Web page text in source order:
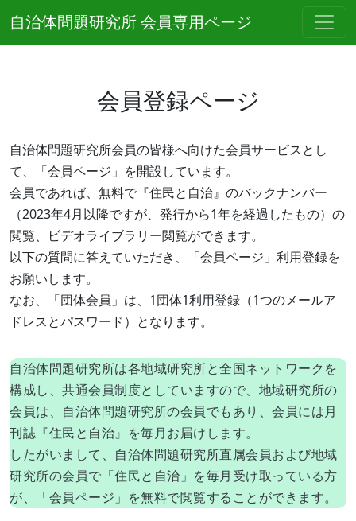
メインナビゲーション
自治体問題研究所 会員専用ページ
会員登録ページ
自治体問題研究所会員の皆様へ向けた会員サービスとし
て、「会員ページ」を開設しています。
会員であれば、無料で『住民と自治』のバックナンバー
（2023年4月以降ですが、発行から1年を経過したもの）の
閲覧、ビデオライブラリー閲覧ができます。
以下の質問に答えていただき、「会員ページ」利用登録を
お願いします。
なお、「団体会員」は、1団体1利用登録（1つのメールア
ドレスとパスワード）となります。
自治体問題研究所は各地域研究所と全国ネットワークを
構成し、共通会員制度としていますので、地域研究所の
会員は、自治体問題研究所の会員でもあり、会員には月
刊誌『住民と自治』を毎月お届けします。
したがいまして、自治体問題研究所直属会員および地域
研究所の会員で「住民と自治」を毎月受け取っている方
が、「会員ページ」を無料で閲覧することができます。